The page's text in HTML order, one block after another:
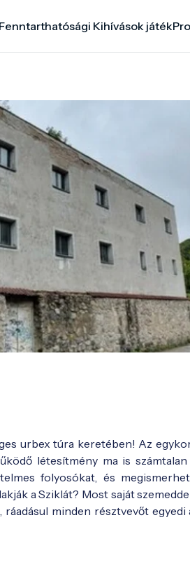
Kihívások játék
urbex túra keretében! Az
létesítmény ma is
folyosókat, és
a Sziklát? Most saját
minden résztvevőt egyedi